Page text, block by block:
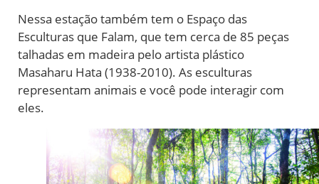
Nessa estação também tem o Espaço das
Esculturas que Falam, que tem cerca de 85 peças
talhadas em madeira pelo artista plástico
Masaharu Hata (1938-2010). As esculturas
representam animais e você pode interagir com
eles.